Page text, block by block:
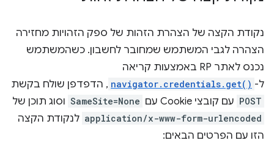
נקודת הקצה של הצהרת הזהות של ספק הזהויות מחזירה
הצהרה לגבי המשתמש שמחובר לחשבון. כשהמשתמש
נכנס לאתר RP באמצעות קריאה
ל- navigator.credentials.get() , הדפדפן שולח בקשת
POST עם קובצי Cookie עם SameSite=None וסוג תוכן של
application/x-www-form-urlencoded לנקודת הקצה
הזו עם הפרטים הבאים: